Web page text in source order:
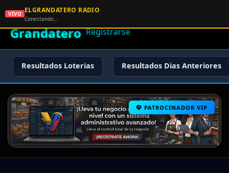
🌟 El
Grandatero Registrarse
Resultados Loterias Resultados Dias Anteriores
PATROCINADOR VIP
VIVO ELGRANDATERO RADIO
Conectando…